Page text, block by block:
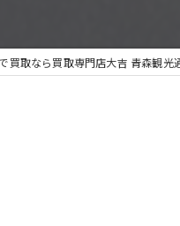
買取なら買取専門店大吉 青森観光